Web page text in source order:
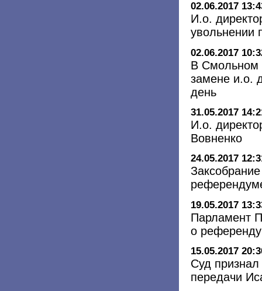
02.06.2017
И.о.
увольнении
02.06.2017
В Смольном
замене и.о.
день
31.05.2017
И.о.
Вовненко
24.05.2017
19.05.2017
Парламент
о
15.05.2017
Суд
передачи